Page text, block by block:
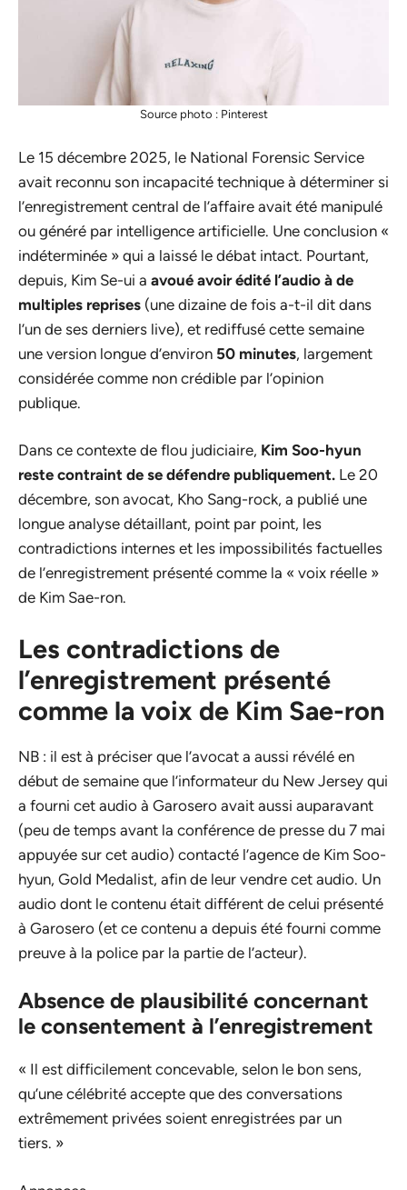
Source photo : Pinterest
Le 15 décembre 2025, le National Forensic Service
avait reconnu son incapacité technique à déterminer si
l’enregistrement central de l’affaire avait été manipulé
ou généré par intelligence artificielle. Une conclusion «
indéterminée » qui a laissé le débat intact. Pourtant,
depuis, Kim Se-ui a avoué avoir édité l’audio à de
multiples reprises (une dizaine de fois a-t-il dit dans
l’un de ses derniers live), et rediffusé cette semaine
une version longue d’environ 50 minutes, largement
considérée comme non crédible par l’opinion
publique.
Dans ce contexte de flou judiciaire, Kim Soo-hyun
reste contraint de se défendre publiquement. Le 20
décembre, son avocat, Kho Sang-rock, a publié une
longue analyse détaillant, point par point, les
contradictions internes et les impossibilités factuelles
de l’enregistrement présenté comme la « voix réelle »
de Kim Sae-ron.
Les contradictions de
l’enregistrement présenté
comme la voix de Kim Sae-ron
NB : il est à préciser que l’avocat a aussi révélé en
début de semaine que l’informateur du New Jersey qui
a fourni cet audio à Garosero avait aussi auparavant
(peu de temps avant la conférence de presse du 7 mai
appuyée sur cet audio) contacté l’agence de Kim Soo-
hyun, Gold Medalist, afin de leur vendre cet audio. Un
audio dont le contenu était différent de celui présenté
à Garosero (et ce contenu a depuis été fourni comme
preuve à la police par la partie de l’acteur).
Absence de plausibilité concernant
le consentement à l’enregistrement
« Il est difficilement concevable, selon le bon sens,
qu’une célébrité accepte que des conversations
extrêmement privées soient enregistrées par un
tiers. »